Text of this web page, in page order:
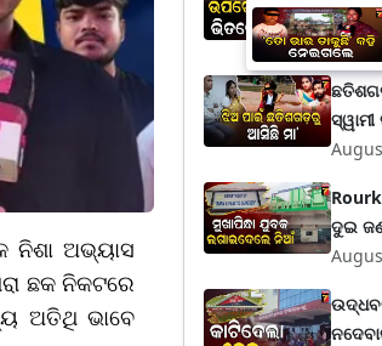
ନିଶା ଅଭ୍ୟାସ
ଛକ ନିକଟରେ
ଅତିଥି ଭାବେ
ସ୍ୱାମୀ
ଦୁଇ